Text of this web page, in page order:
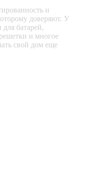
и
доверяют. У
батарей,
и многое
свой дом еще